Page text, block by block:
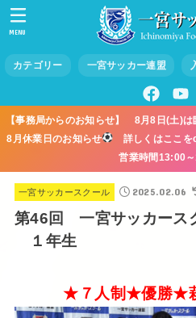
カテゴリー 一宮サッカー連盟
MENU
【事務局からのお知らせ】 8月8日(土)は
8月休業日のお知らせ
詳しくはこ
営業時間
一宮サッカースクール 2025.02.06
第46回 一宮サッカース
１年生
★７人制★優勝★